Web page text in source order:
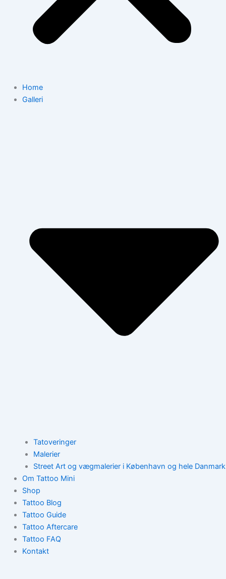
Home
Galleri
Tatoveringer
Malerier
Street Art og vægmalerier i København og hele Danmark
Om Tattoo Mini
Shop
Tattoo Blog
Tattoo Guide
Tattoo Aftercare
Tattoo FAQ
Kontakt